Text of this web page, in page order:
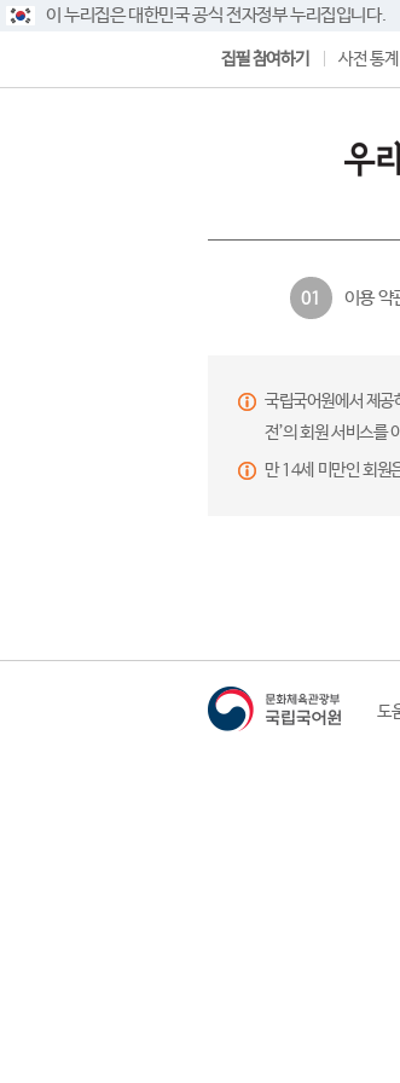
이 누리집은 대한민국 공식 전자정부 누리집입니다.
집필 참여하기 사전 통계
01 이용 약
국립국어원에서 제공
전’의 회원 서비스를
만 14세 미만인 회원
도